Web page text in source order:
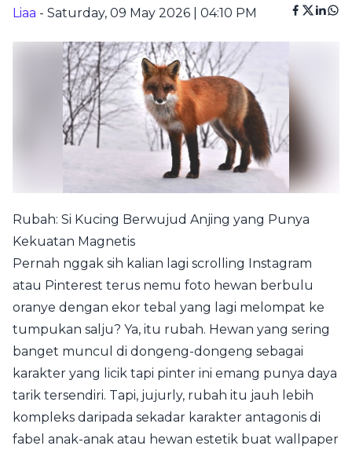
Liaa - Saturday, 09 May 2026 | 04:10 PM
Rubah: Si Kucing Berwujud Anjing yang Punya
Kekuatan Magnetis
Pernah nggak sih kalian lagi scrolling Instagram
atau Pinterest terus nemu foto hewan berbulu
oranye dengan ekor tebal yang lagi melompat ke
tumpukan salju? Ya, itu rubah. Hewan yang sering
banget muncul di dongeng-dongeng sebagai
karakter yang licik tapi pinter ini emang punya daya
tarik tersendiri. Tapi, jujurly, rubah itu jauh lebih
kompleks daripada sekadar karakter antagonis di
fabel anak-anak atau hewan estetik buat wallpaper